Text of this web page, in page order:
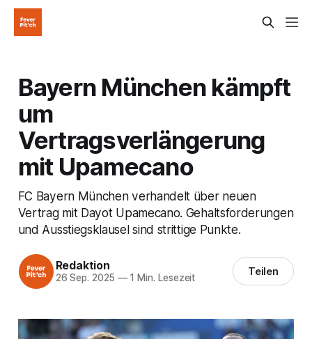
Bayern München kämpft
um
Vertragsverlängerung
mit Upamecano
FC Bayern München verhandelt über neuen
Vertrag mit Dayot Upamecano. Gehaltsforderungen
und Ausstiegsklausel sind strittige Punkte.
Redaktion
26 Sep. 2025 —1 Min. Lesezeit Teilen